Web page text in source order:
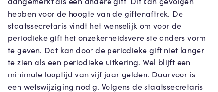
hebben voor de hoogte van de giftenaftrek. De
staatssecretaris vindt het wenselijk om voor de
periodieke gift het onzekerheidsvereiste anders vorm
te geven. Dat kan door de periodieke gift niet langer
te zien als een periodieke uitkering. Wel blijft een
minimale looptijd van vijf jaar gelden. Daarvoor is
een wetswijziging nodig. Volgens de staatssecretaris